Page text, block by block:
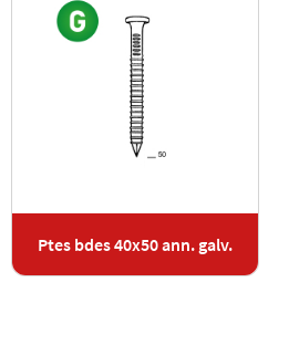
Ptes bdes 40x50 ann. galv.